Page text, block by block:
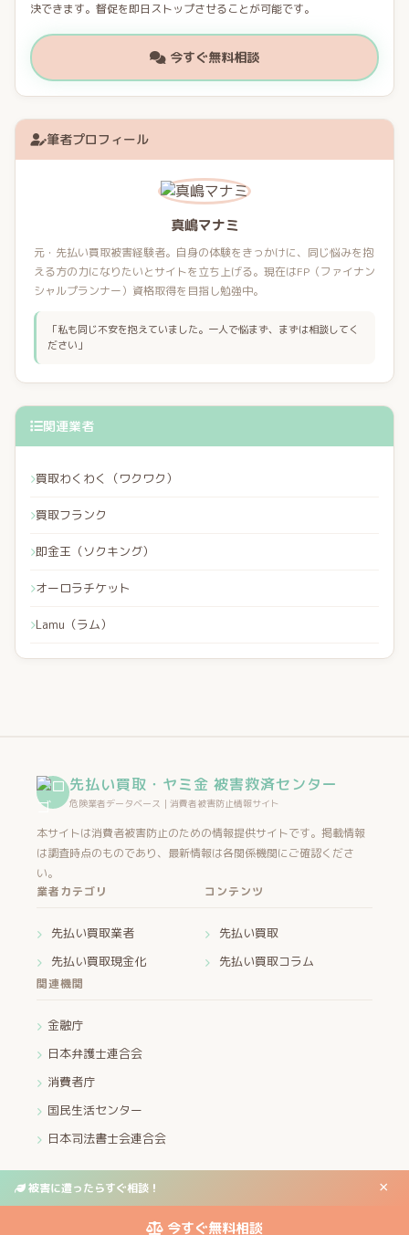
決できます。督促を即日ストップさせることが可能です。
今すぐ無料相談
筆者プロフィール
真嶋マナミ
元・先払い買取被害経験者。自身の体験をきっかけに、同じ悩みを抱
える方の力になりたいとサイトを立ち上げる。現在はFP（ファイナン
シャルプランナー）資格取得を目指し勉強中。
「私も同じ不安を抱えていました。一人で悩まず、まずは相談してく
ださい」
関連業者
買取わくわく（ワクワク）
買取フランク
即金王（ソクキング）
オーロラチケット
Lamu（ラム）
先払い買取・ヤミ金 被害救済センター
危険業者データベース｜消費者被害防止情報サイト
本サイトは消費者被害防止のための情報提供サイトです。掲載情報
は調査時点のものであり、最新情報は各関係機関にご確認くださ
い。
業者カテゴリ
先払い買取業者
先払い買取現金化
コンテンツ
先払い買取
先払い買取コラム
関連機関
金融庁
日本弁護士連合会
消費者庁
国民生活センター
日本司法書士会連合会
運営者情報プライバシーポリシーお問い合わせ
© 2026 先払い買取・ヤミ金 被害救済センター All Rights Reserved.
被害に遭ったらすぐ相談！ ×
今すぐ無料相談